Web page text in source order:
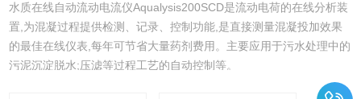
水质在线自动流动电流仪Aqualysis200SCD是流动电荷的在线分析装
置,为混凝过程提供检测、记录、控制功能,是直接测量混凝投加效果
的最佳在线仪表,每年可节省大量药剂费用。主要应用于污水处理中的
污泥沉淀脱水;压滤等过程工艺的自动控制等。